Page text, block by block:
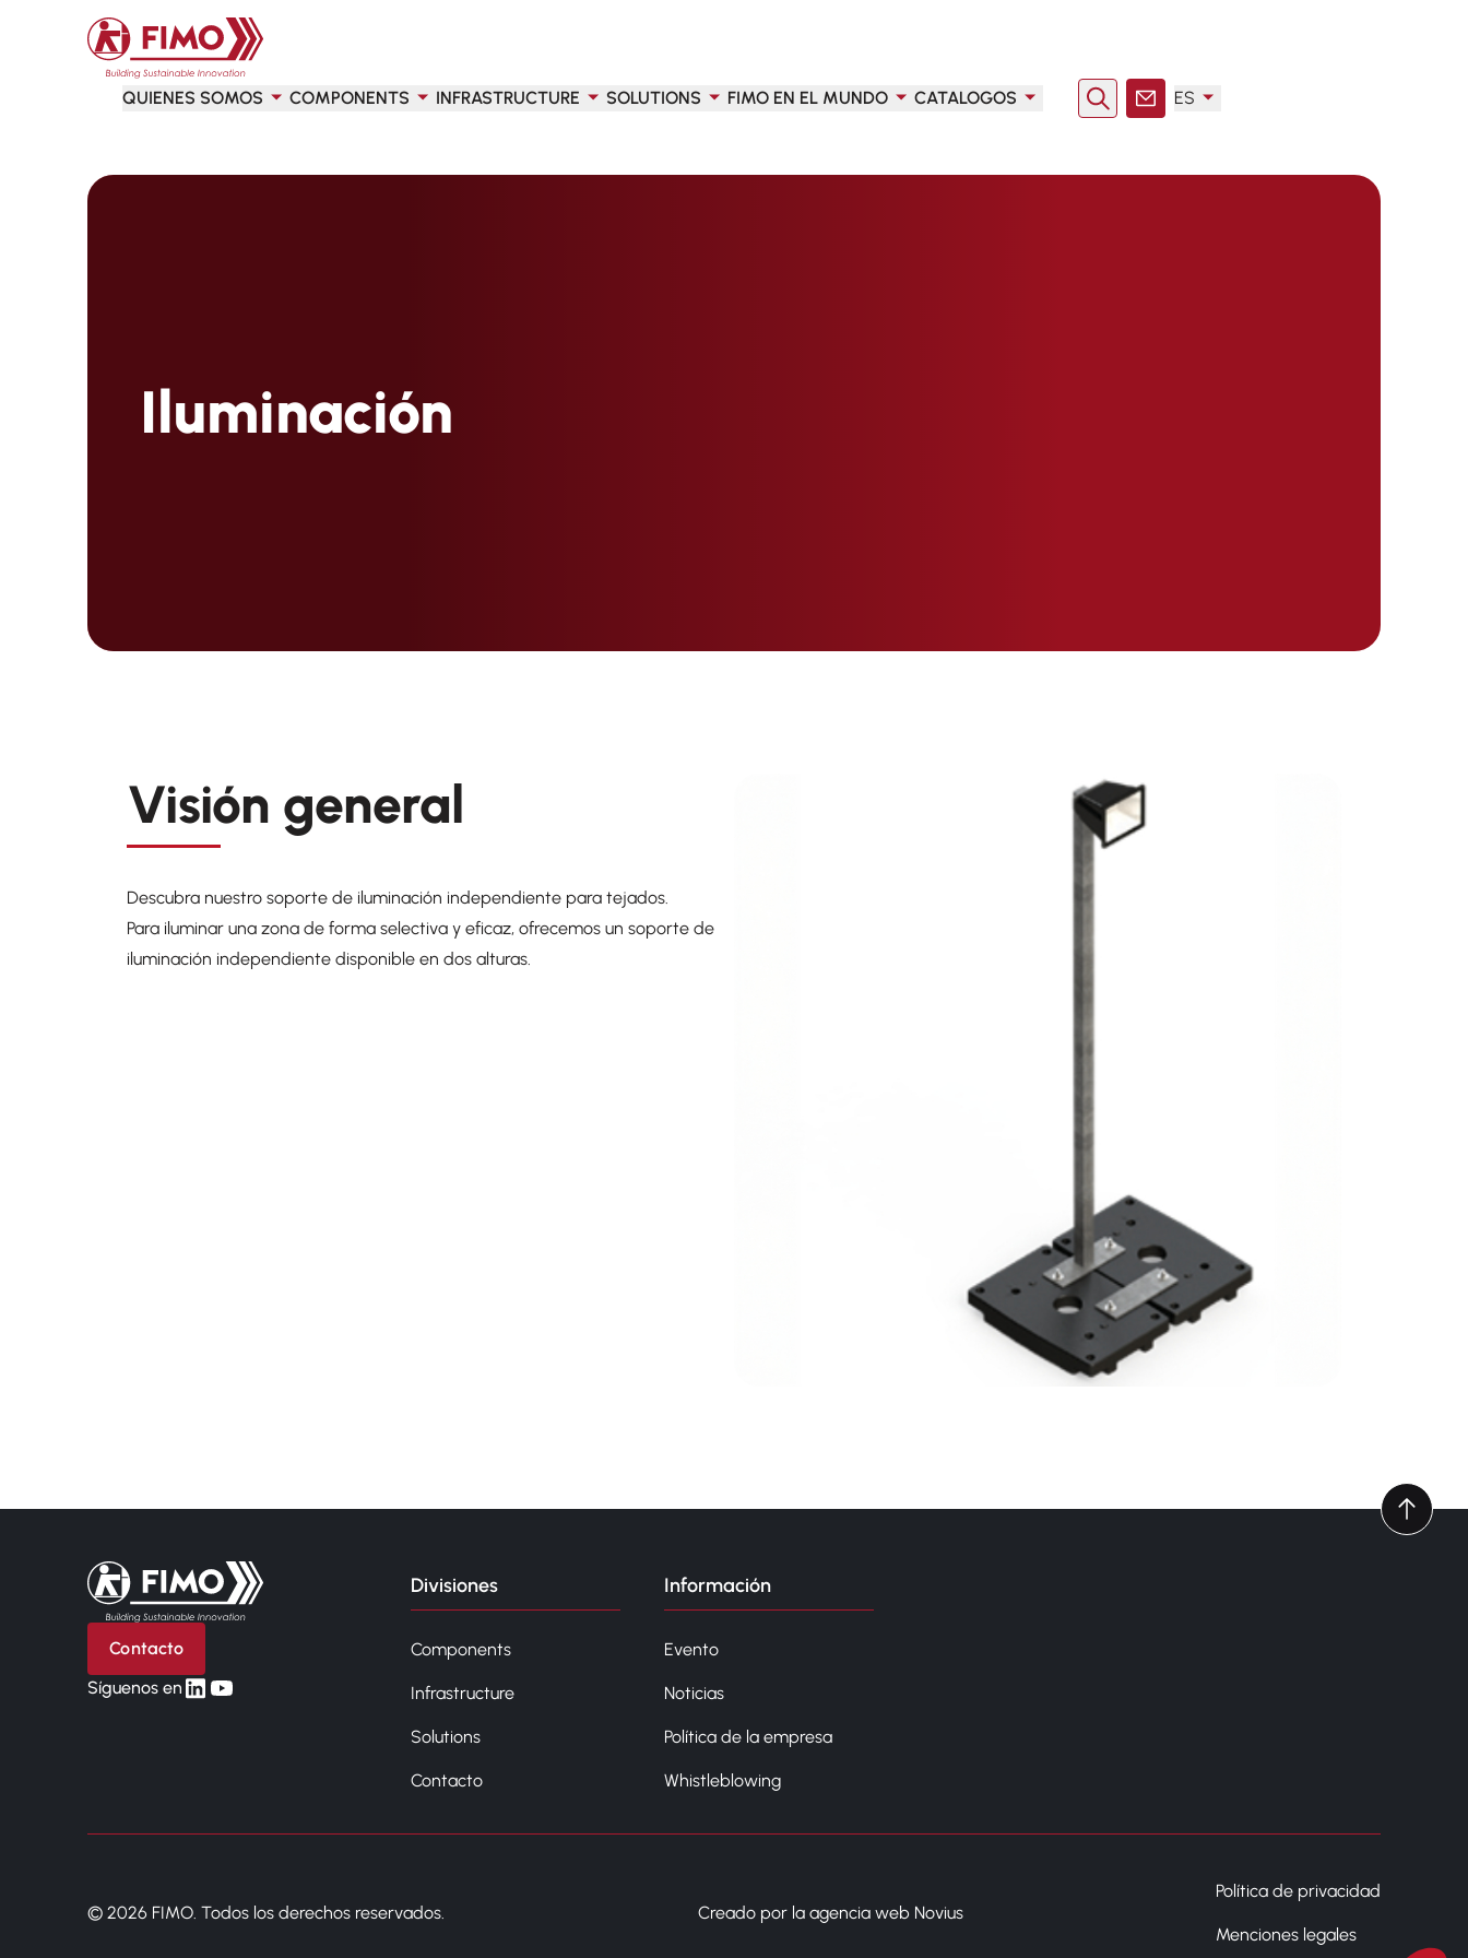
Volver a la página principal
QUIENES SOMOS COMPONENTS INFRASTRUCTURE SOLUTIONS FIMO EN EL MUNDO CATALOGOS Buscar enContacto
ES
Iluminación
Visión general
Descubra nuestro soporte de iluminación independiente para tejados.
Para iluminar una zona de forma selectiva y eficaz, ofrecemos un soporte de
iluminación independiente disponible en dos alturas.
Volver a la página principal
Contacto
Síguenos en linkedin
yt
Divisiones
Components
Infrastructure
Solutions
Contacto
Información
Evento
Noticias
Política de la empresa
Whistleblowing
© 2026 FIMO. Todos los derechos reservados. Creado por la agencia web Novius
Política de privacidad
Menciones legales